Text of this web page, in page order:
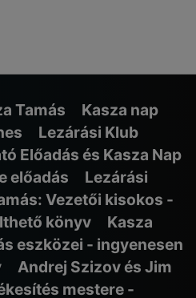
Tamás
Kasza nap
Lezárási Klub
Előadás és Kasza Nap
előadás
Lezárási
Vezetői kisokos -
könyv
Kasza
eszközei - ingyenesen
Andrej Szizov és Jim
mestere -